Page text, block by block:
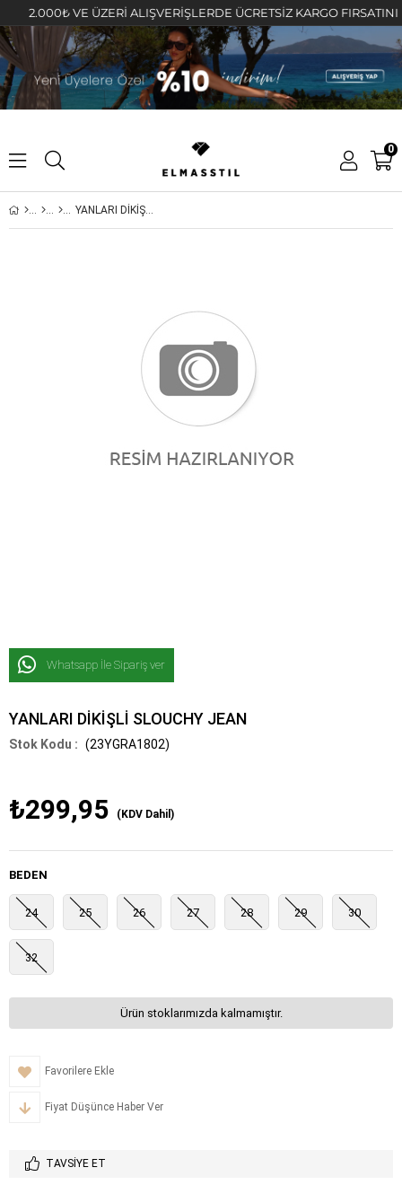
2.000₺ VE ÜZERİ ALIŞVERİŞLERDE ÜCRETSİZ KARGO FIRSATINI
0
YANLARI DİKİŞLİ SLOUCHY JEAN
Whatsapp İle Sipariş ver
YANLARI DİKİŞLİ SLOUCHY JEAN
(23YGRA1802)
₺299,95 (KDV Dahil)
BEDEN
24 25 26 27 28 29 30
32
Ürün stoklarımızda kalmamıştır.
Favorilere Ekle
Fiyat Düşünce Haber Ver
TAVSIYE ET